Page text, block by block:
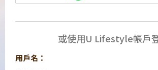
或使用U Lifestyle帳戶
用戶名：